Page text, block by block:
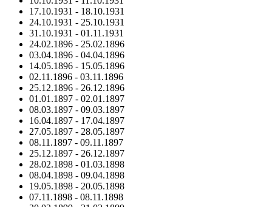
17.10.1931 - 18.10.1931
24.10.1931 - 25.10.1931
31.10.1931 - 01.11.1931
24.02.1896 - 25.02.1896
03.04.1896 - 04.04.1896
14.05.1896 - 15.05.1896
02.11.1896 - 03.11.1896
25.12.1896 - 26.12.1896
01.01.1897 - 02.01.1897
08.03.1897 - 09.03.1897
16.04.1897 - 17.04.1897
27.05.1897 - 28.05.1897
08.11.1897 - 09.11.1897
25.12.1897 - 26.12.1897
28.02.1898 - 01.03.1898
08.04.1898 - 09.04.1898
19.05.1898 - 20.05.1898
07.11.1898 - 08.11.1898